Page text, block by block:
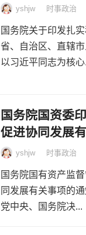
yshjw 时事政治
国务院关于印发扎
省、自治区、直辖
以习近平同志为核心
国务院国资委
促进协同发展
yshjw 时事政治
国务院国有资产监
同发展有关事项的
党中央、国务院决...